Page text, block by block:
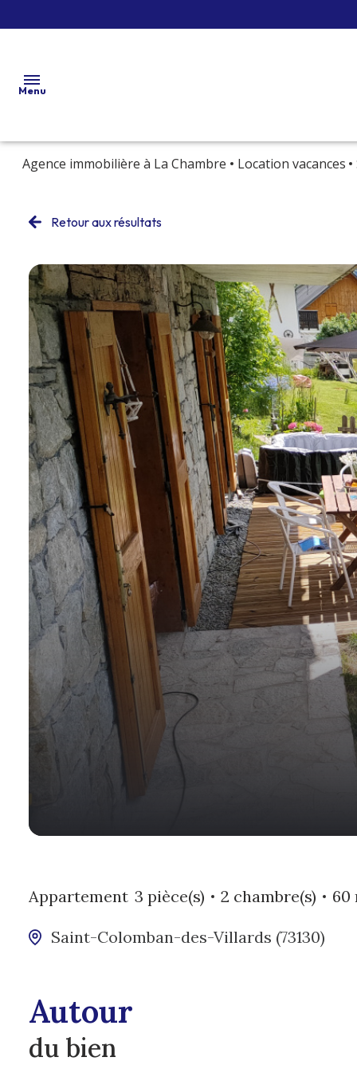
Menu
accueil
location
de biens /
lotisseur
viager
actualités
l'équipe
contact
Agence immobilière à La Chambre Location vacances
Retour aux résultats
Appartement 3 pièce(s) 2 chambre(s) 60
Saint-Colomban-des-Villards (73130)
Autour
du bien